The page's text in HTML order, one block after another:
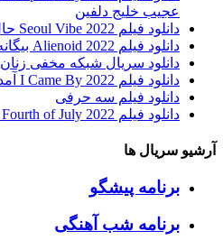
عجیب خلیج دلفین
دانلود فیلم Seoul Vibe 2022 حال و هوای سئول
دانلود فیلم Alienoid 2022 بیگانه
دانلود سریال شبکه مخفی زنان
دانلود فیلم I Came By 2022 آمدم
دانلود فیلم سه حرفی
دانلود فیلم Fourth of July 2022 چهارم جولای
سریال ها
برنامه پیشگو
برنامه شب آهنگی